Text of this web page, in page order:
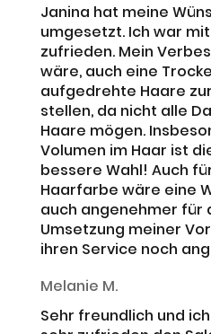
Janina hat meine
umgesetzt. Ich war
zufrieden. Mein
wäre, auch eine
aufgedrehte Haare
stellen, da nicht alle
Haare mögen.
Volumen im Haar ist
bessere Wahl! Auch
Haarfarbe wäre eine
auch angenehmer für
Umsetzung meiner
ihren Service noch
Melanie M.
Sehr freundlich und